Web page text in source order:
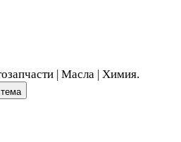
| Масла | Химия.